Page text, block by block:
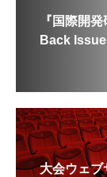
『国際開発
Back
大会ウェブ